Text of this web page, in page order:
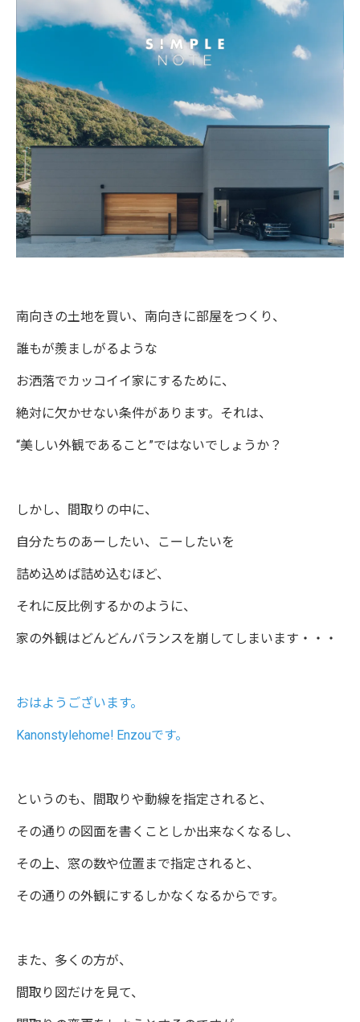
南向きの土地を買い、南向きに部屋をつくり、
誰もが羨ましがるような
お洒落でカッコイイ家にするために、
絶対に欠かせない条件があります。それは、
“美しい外観であること”ではないでしょうか？
しかし、間取りの中に、
自分たちのあーしたい、こーしたいを
詰め込めば詰め込むほど、
それに反比例するかのように、
家の外観はどんどんバランスを崩してしまいます・・・
おはようございます。
Kanonstylehome! Enzouです。
というのも、間取りや動線を指定されると、
その通りの図面を書くことしか出来なくなるし、
その上、窓の数や位置まで指定されると、
その通りの外観にするしかなくなるからです。
また、多くの方が、
間取り図だけを見て、